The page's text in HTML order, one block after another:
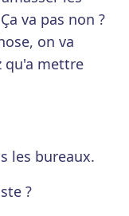
va pas non ?
on va
qu'a mettre
les bureaux.
?